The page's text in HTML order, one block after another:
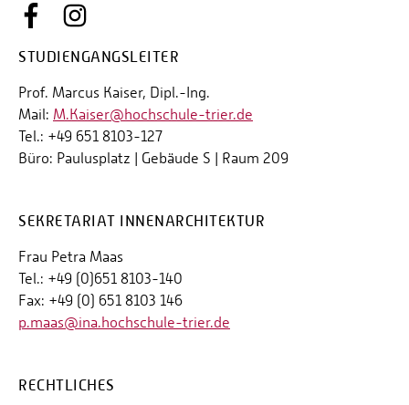
STUDIENGANGSLEITER
Prof. Marcus Kaiser, Dipl.-Ing.
Mail: M.Kaiser@hochschule-trier.de
Tel.: +49 651 8103-127
Büro: Paulusplatz | Gebäude S | Raum 209
SEKRETARIAT INNENARCHITEKTUR
Frau Petra Maas
Tel.: +49 (0)651 8103-140
Fax: +49 (0) 651 8103 146
p.maas@ina.hochschule-trier.de
RECHTLICHES